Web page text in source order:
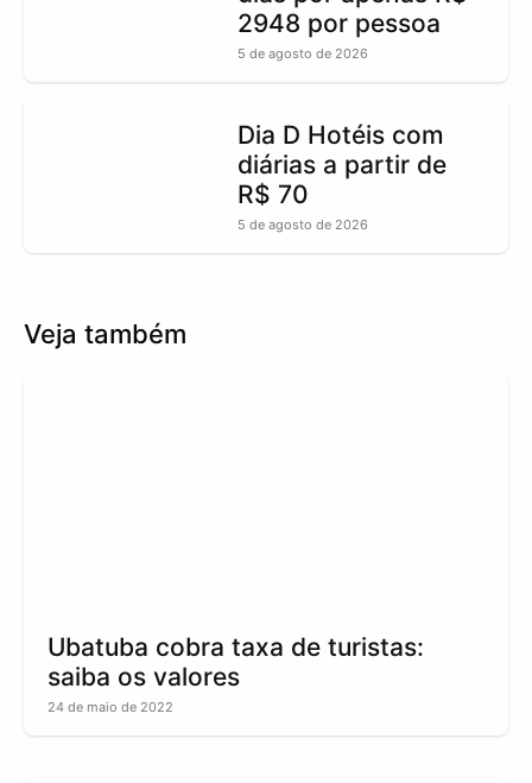
2948 por pessoa
5 de agosto de 2026
Dia D Hotéis com
diárias a partir de
R$ 70
5 de agosto de 2026
Veja também
Ubatuba cobra taxa de turistas:
saiba os valores
24 de maio de 2022